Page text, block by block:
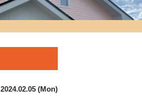
2024.02.05 (Mon)